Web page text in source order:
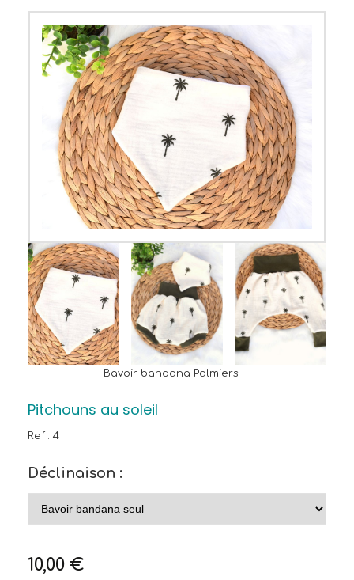
Bavoir bandana Palmiers
Pitchouns au soleil
Ref : 4
Déclinaison :
10,00 €